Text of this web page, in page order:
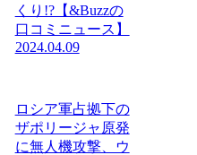
くり!?【&Buzzの
口コミニュース】
2024.04.09
ロシア軍占拠下の
ザポリージャ原発
に無人機攻撃、ウ